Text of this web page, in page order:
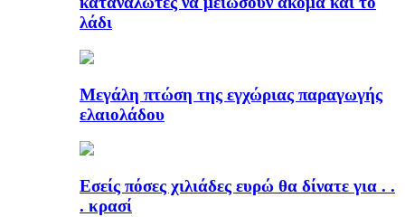
λάδι
Μεγάλη πτώση της εγχώριας παραγωγής
ελαιολάδου
Εσείς πόσες χιλιάδες ευρώ θα δίνατε για . .
. κρασί